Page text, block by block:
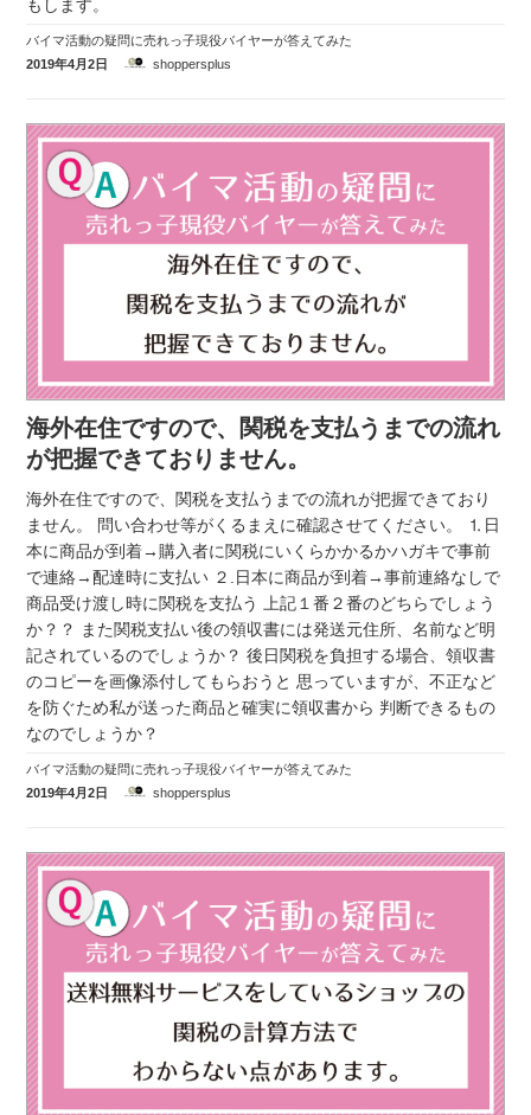
もします。
バイマ活動の疑問に売れっ子現役バイヤーが答えてみた
2019年4月2日
shoppersplus
海外在住ですので、関税を支払うまでの流れ
が把握できておりません。
海外在住ですので、関税を支払うまでの流れが把握できており
ません。 問い合わせ等がくるまえに確認させてください。 ⒈日
本に商品が到着→購入者に関税にいくらかかるかハガキで事前
で連絡→配達時に支払い ２.日本に商品が到着→事前連絡なしで
商品受け渡し時に関税を支払う 上記１番２番のどちらでしょう
か？？ また関税支払い後の領収書には発送元住所、名前など明
記されているのでしょうか？ 後日関税を負担する場合、領収書
のコピーを画像添付してもらおうと 思っていますが、不正など
を防ぐため私が送った商品と確実に領収書から 判断できるもの
なのでしょうか？
バイマ活動の疑問に売れっ子現役バイヤーが答えてみた
2019年4月2日
shoppersplus